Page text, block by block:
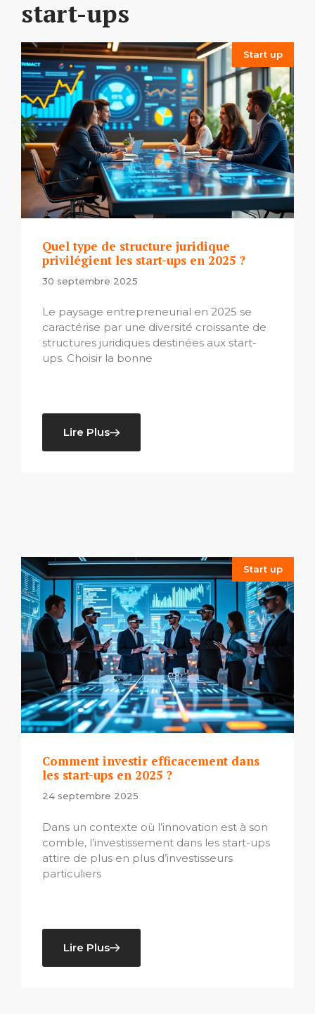
start-ups
Start up
Quel type de structure juridique
privilégient les start-ups en 2025 ?
30 septembre 2025
Le paysage entrepreneurial en 2025 se
caractérise par une diversité croissante de
structures juridiques destinées aux start-
ups. Choisir la bonne
Lire Plus
Start up
Comment investir efficacement dans
les start-ups en 2025 ?
24 septembre 2025
Dans un contexte où l’innovation est à son
comble, l’investissement dans les start-ups
attire de plus en plus d’investisseurs
particuliers
Lire Plus